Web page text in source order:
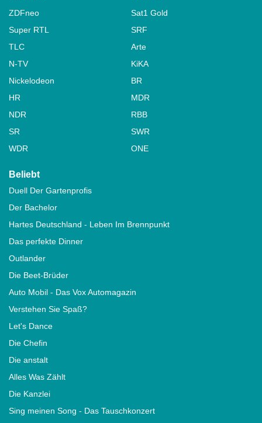
ZDFneo
Sat1 Gold
Super RTL
SRF
TLC
Arte
N-TV
KiKA
Nickelodeon
BR
HR
MDR
NDR
RBB
SR
SWR
WDR
ONE
Beliebt
Duell Der Gartenprofis
Der Bachelor
Hartes Deutschland - Leben Im Brennpunkt
Das perfekte Dinner
Outlander
Die Beet-Brüder
Auto Mobil - Das Vox Automagazin
Verstehen Sie Spaß?
Let's Dance
Die Chefin
Die anstalt
Alles Was Zählt
Die Kanzlei
Sing meinen Song - Das Tauschkonzert